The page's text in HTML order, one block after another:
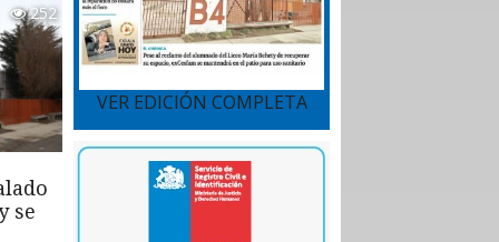
252
se
VER EDICIÓN COMPLETA